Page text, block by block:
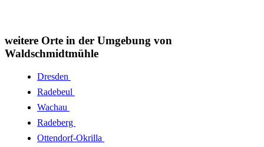
weitere Orte in der Umgebung von
Waldschmidtmühle
Dresden
Radebeul
Wachau
Radeberg
Ottendorf-Okrilla